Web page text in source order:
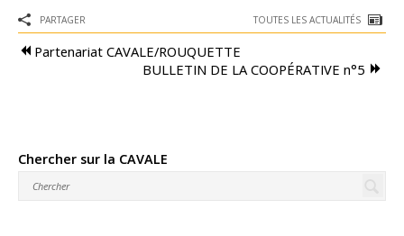
Collecte de Céréales
Moulin du Sou
PARTAGER TOUTES LES ACTUALITÉS
Partenariat CAVALE/ROUQUETTE
BULLETIN DE LA COOPÉRATIVE n°5
Chercher sur la CAVALE